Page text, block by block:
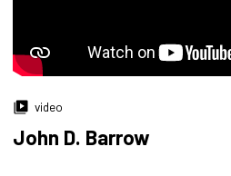
video
John D. Barrow